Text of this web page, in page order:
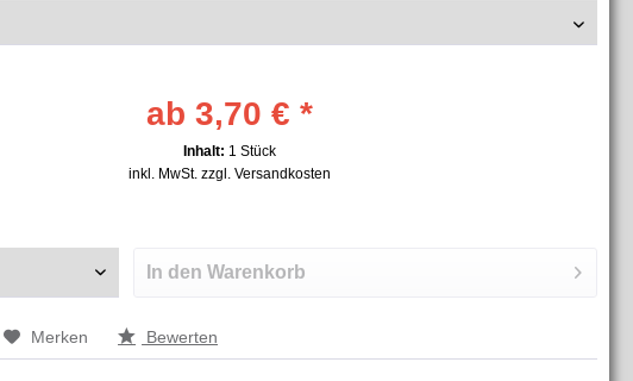
ab 3,70 € *
Inhalt: 1 Stück
inkl. MwSt. zzgl. Versandkosten
In den Warenkorb
Merken Bewerten